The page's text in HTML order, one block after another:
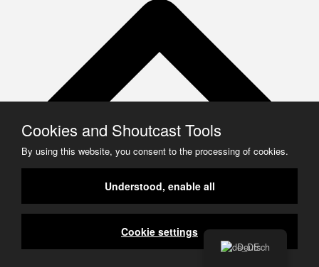
Deutsch
Cookies and Shoutcast Tools
By using this website, you consent to the processing of cookies.
Understood, enable all
Cookie settings